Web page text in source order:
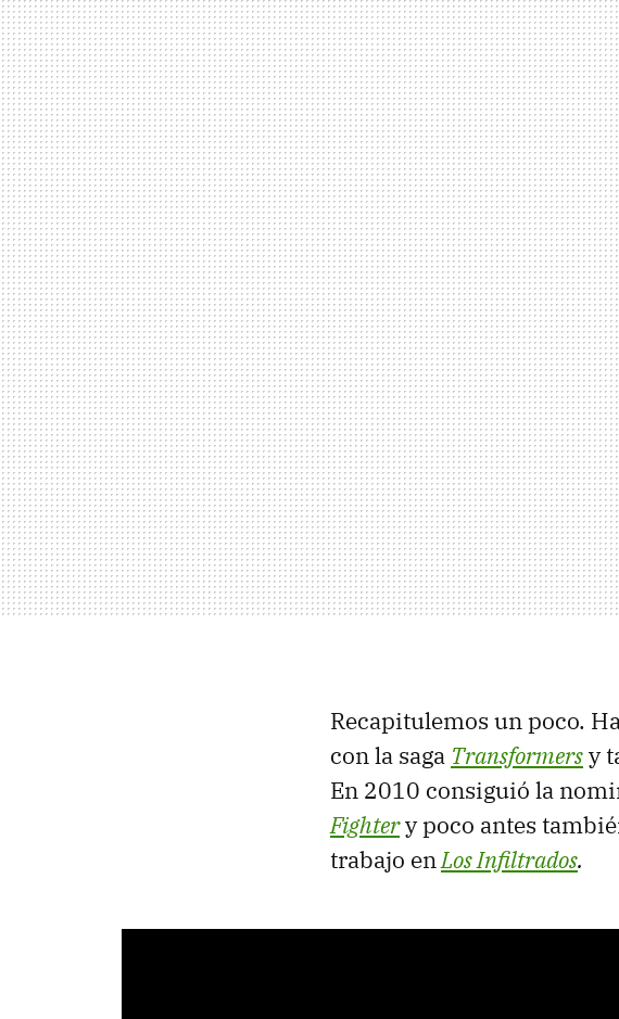
Recapitulemos un poco.
con la saga Transformersy
En 2010 consiguió la
Fightery poco antes
trabajo enLosInfiltrados.